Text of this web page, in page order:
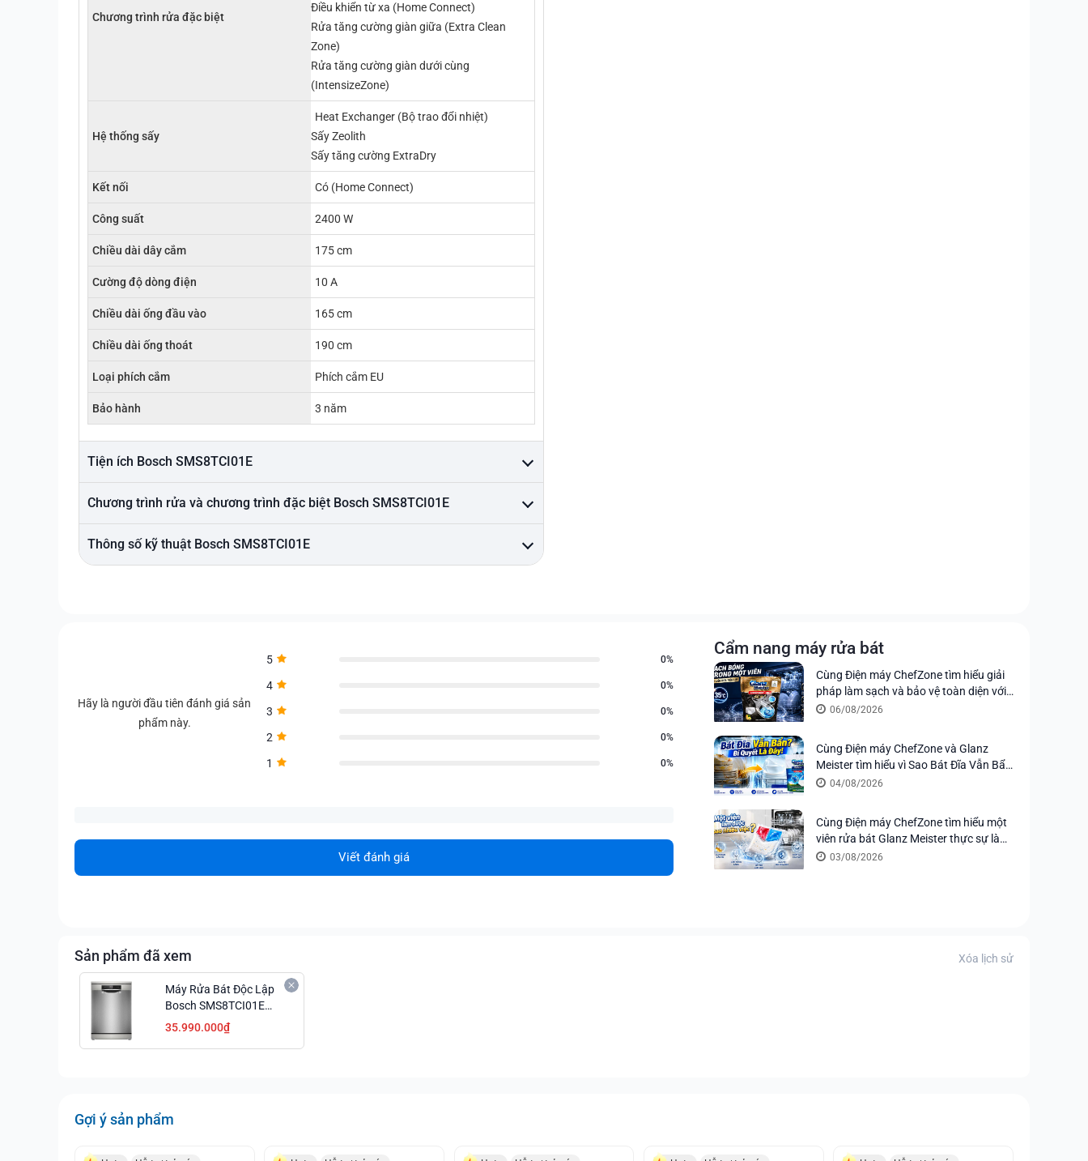
Chương trình rửa đặc biệt
Điều khiển từ xa (Home Connect)
Rửa tăng cường giàn giữa (Extra Clean
Zone)
Rửa tăng cường giàn dưới cùng
(IntensizeZone)
Hệ thống sấy
Heat Exchanger (Bộ trao đổi nhiệt)
Sấy Zeolith
Sấy tăng cường ExtraDry
Kết nối Có (Home Connect)
Công suất 2400 W
Chiều dài dây cắm 175 cm
Cường độ dòng điện 10 A
Chiều dài ống đầu vào 165 cm
Chiều dài ống thoát 190 cm
Loại phích cắm Phích cắm EU
Bảo hành 3 năm
Tiện ích Bosch SMS8TCI01E
Chương trình rửa và chương trình đặc biệt Bosch SMS8TCI01E
Thông số kỹ thuật Bosch SMS8TCI01E
Hãy là người đầu tiên đánh giá sản
phẩm này.
5 0%
4 0%
3 0%
2 0%
1 0%
Viết đánh giá
Cẩm nang máy rửa bát
Cùng Điện máy ChefZone tìm hiểu giải
pháp làm sạch và bảo vệ toàn diện với
viên rửa chén Glanz Meister All in 1
06/08/2026
Cùng Điện máy ChefZone và Glanz
Meister tìm hiểu vì Sao Bát Đĩa Vẫn Bẩn
Sau Khi Rửa Máy? Bí Quyết Nằm Ở Viên
04/08/2026
Cùng Điện máy ChefZone tìm hiểu một
viên rửa bát Glanz Meister thực sự làm
được bao nhiêu việc?
03/08/2026
Sản phẩm đã xem Xóa lịch sử
Máy Rửa Bát Độc Lập
Bosch SMS8TCI01E
Series 8 Sạch Khô Tuyệt
35.990.000₫
Gợi ý sản phẩm